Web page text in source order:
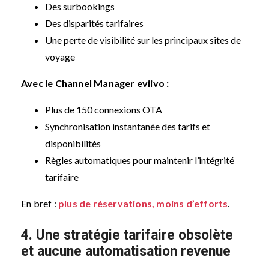
Des surbookings
Des disparités tarifaires
Une perte de visibilité sur les principaux sites de
voyage
Avec le Channel Manager eviivo :
Plus de 150 connexions OTA
Synchronisation instantanée des tarifs et
disponibilités
Règles automatiques pour maintenir l’intégrité
tarifaire
En bref : plus de réservations, moins d’efforts.
4. Une stratégie tarifaire obsolète
et aucune automatisation revenue